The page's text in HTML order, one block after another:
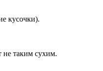
кусочки).
не таким сухим.